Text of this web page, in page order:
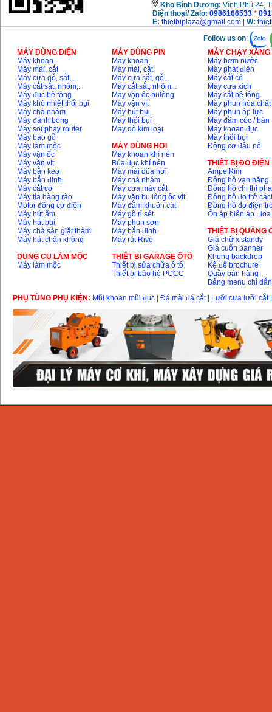
Kho Bình Dương: Vĩnh Phú 24,
Điện thoại/ Zalo: 0986166533 *
E: thietbiplaza@gmail.com W:
Follow us on:
MÁY DÙNG ĐIỆN
Máy khoan
Máy mài, cắt
Máy cưa gỗ, sắt,..
Máy cắt sắt, nhôm,..
Máy đục bê tông
Máy khò nhiệt thổi bụi
Máy chà nhám
Máy đánh bóng
Máy soi phay router
Máy bào gỗ
Máy làm mộc
Máy vặn ốc
Máy vặn vít
Máy bắn keo
Máy bắn đinh
Máy cắt cỏ
Máy tỉa hàng rào
Motor động cơ điện
Máy hút ẩm
Máy hút bụi
Máy chà sàn giặt thảm
Máy hút chân không
DỤNG CỤ LÀM MỘC
Máy làm mộc
MÁY DÙNG PIN
Máy khoan
Máy mài, cắt
Máy cưa sắt, gỗ,..
Máy cắt sắt, nhôm,..
Máy vặn ốc bulông
Máy vặn vít
Máy hút bụi
Máy thổi bụi
Máy dò kim loại
MÁY DÙNG HƠI
Máy khoan khí nén
Búa đục khí nén
Máy mài dũa hơi
Máy chà nhám
Máy cưa máy cắt
Máy vặn bu lông ốc vít
Máy đầm khuôn cát
Máy gõ rỉ sét
Máy phun sơn
Máy bắn đinh
Máy rút Rive
THIÊT BỊ GARAGE ÔTÔ
Thiết bị sửa chữa ô tô
Thiết bị bảo hộ PCCC
MÁY CHẠY
Máy bơm nước
Máy phát điện
Máy cắt cỏ
Máy cưa xích
Máy cắt bê tông
Máy phun hóa chất
Máy phun áp lực
Máy đầm cóc / bàn
Máy khoan đục
Máy thổi bụi
Động cơ đầu nổ
THIÊT BỊ ĐO ĐIỆN
Ampe Kìm
Đồng hồ vạn năng
Đồng hồ chỉ thị pha
Đồng hồ đo trở
Đồng hồ đo điện
Ổn áp biến áp Lioa
THIỆT BỊ QUẢNG
Giá chữ x standy
Giá cuốn banner
Khung backdrop
Kệ để brochure
Quầy bán hàng
Bảng menu chỉ dẫn
PHỤ TÙNG PHỤ KIỆN: Mũi khoan mũi đục Đá mài đá cắt| Lưỡi cưa lưỡi cắt